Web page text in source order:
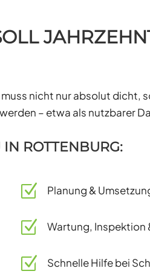
nicht nur absolut
– etwa als nutzbarer
ROTTENBURG:
Z Planung &
Z Wartung, Inspektion
Z Schnelle Hilfe bei